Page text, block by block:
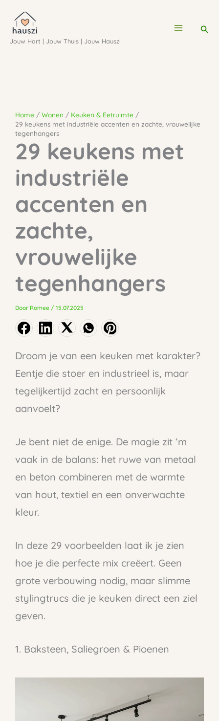
naar
deJouw Hart | Jouw Thuis | Jouw Hauszi
Home Wonen
Keuken & Eetruimte
29 keukens met industriële accenten en zachte, vrouwelijke
tegenhangers
29 keukens met
industriële
accenten en
zachte,
vrouwelijke
tegenhangers
Door Romee / 15.07.2025
Droom je van een keuken met karakter?
Eentje die stoer en industrieel is, maar
tegelijkertijd zacht en persoonlijk
aanvoelt?
Je bent niet de enige. De magie zit ‘m
vaak in de balans: het ruwe van metaal
en beton combineren met de warmte
van hout, textiel en een onverwachte
kleur.
In deze 29 voorbeelden laat ik je zien
hoe je die perfecte mix creëert. Geen
grote verbouwing nodig, maar slimme
stylingtrucs die je keuken direct een ziel
geven.
1. Baksteen, Saliegroen & Pioenen